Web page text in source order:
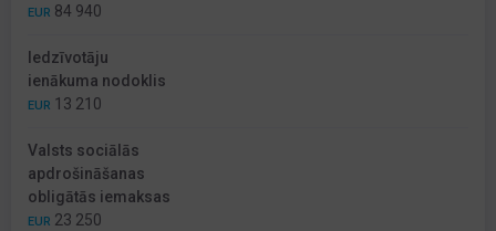
EUR 84 940
Iedzīvotāju
ienākuma nodoklis
EUR 13 210
Valsts sociālās
apdrošināšanas
obligātās iemaksas
EUR 23 250